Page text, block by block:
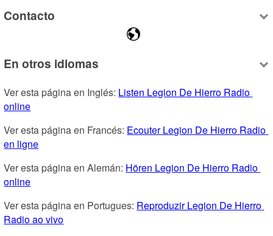
Contacto
En otros idiomas
Ver esta página en Inglés: Listen Legion De Hierro Radio
online
Ver esta página en Francés: Ecouter Legion De Hierro Radio
en ligne
Ver esta página en Alemán: Hören Legion De Hierro Radio
online
Ver esta página en Portugues: Reproduzir Legion De Hierro
Radio ao vivo